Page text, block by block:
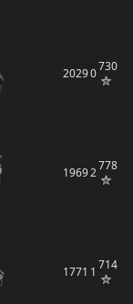
20290730
19692778
1771 1 714